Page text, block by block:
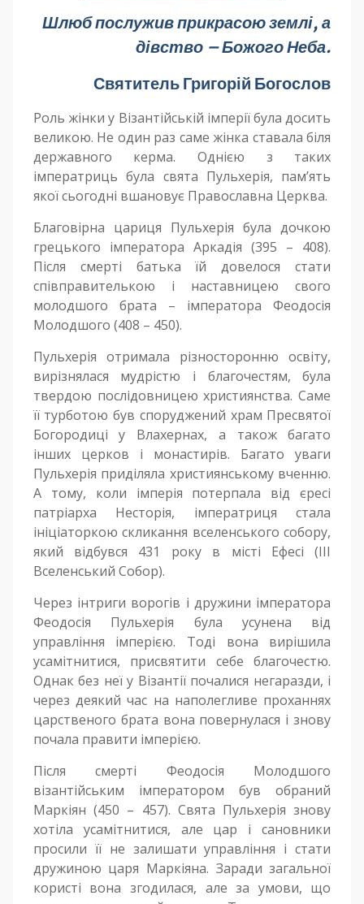
Шлюб послужив прикрасою землі, а
дівство – Божого Неба.
Святитель Григорій Богослов
Роль жінки у Візантійській імперії була досить
великою. Не один раз саме жінка ставала біля
державного керма. Однією з таких
імператриць була свята Пульхерія, пам’ять
якої сьогодні вшановує Православна Церква.
Благовірна цариця Пульхерія була дочкою
грецького імператора Аркадія (395 – 408).
Після смерті батька їй довелося стати
співправителькою і наставницею свого
молодшого брата – імператора Феодосія
Молодшого (408 – 450).
Пульхерія отримала різносторонню освіту,
вирізнялася мудрістю і благочестям, була
твердою послідовницею християнства. Саме
її турботою був споруджений храм Пресвятої
Богородиці у Влахернах, а також багато
інших церков і монастирів. Багато уваги
Пульхерія приділяла християнському вченню.
А тому, коли імперія потерпала від єресі
патріарха Несторія, імператриця стала
ініціаторкою скликання вселенського собору,
який відбувся 431 року в місті Ефесі (III
Вселенський Собор).
Через інтриги ворогів і дружини імператора
Феодосія Пульхерія була усунена від
управління імперією. Тоді вона вирішила
усамітнитися, присвятити себе благочестю.
Однак без неї у Візантії почалися негаразди, і
через деякий час на наполегливе проханнях
царственого брата вона повернулася і знову
почала правити імперією.
Після смерті Феодосія Молодшого
візантійським імператором був обраний
Маркіян (450 – 457). Свята Пульхерія знову
хотіла усамітнитися, але цар і сановники
просили її не залишати управління і стати
дружиною царя Маркіяна. Заради загальної
користі вона згодилася, але за умови, що